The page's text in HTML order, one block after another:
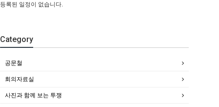
등록된 일정이 없습니다.
Category
공문철
회의자료실
사진과 함께 보는 투쟁